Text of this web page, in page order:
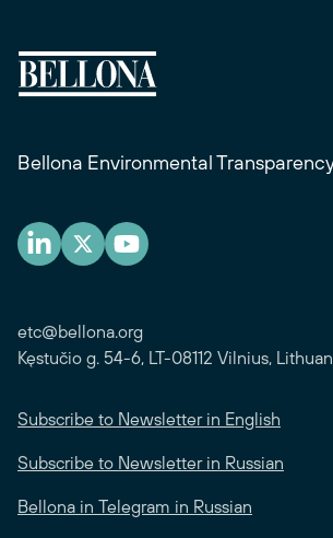
Bellona Environmental
etc@bellona.org
Kęstučio g. 54-6, LT-08112 Vilnius,
Subscribe to Newsletter in English
Subscribe to Newsletter in Russian
Bellona in Telegram in Russian